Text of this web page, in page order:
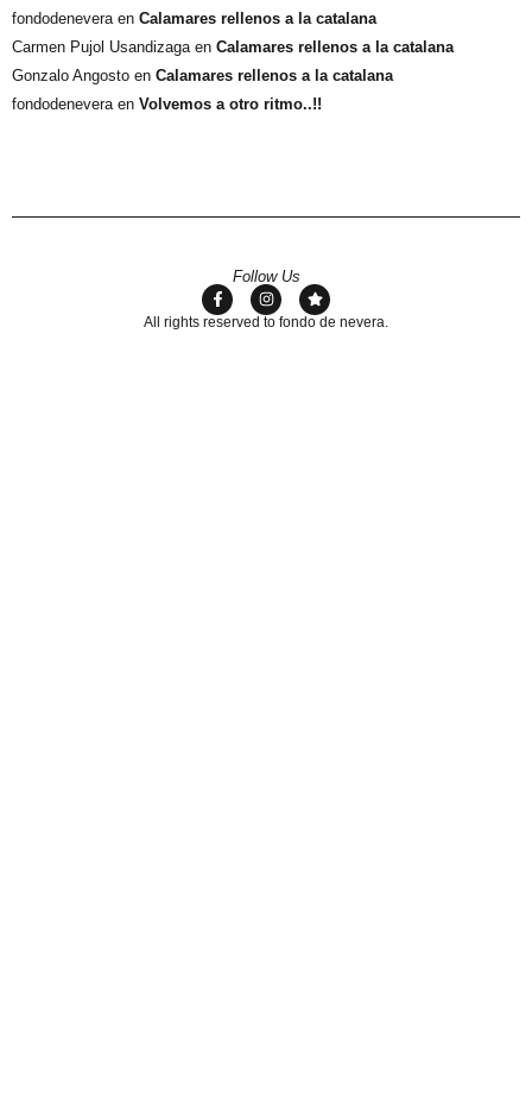
fondodenevera en Calamares rellenos a la catalana
Carmen Pujol Usandizaga en Calamares rellenos a la catalana
Gonzalo Angosto en Calamares rellenos a la catalana
fondodenevera en Volvemos a otro ritmo..!!
Follow Us
All rights reserved to fondo de nevera.